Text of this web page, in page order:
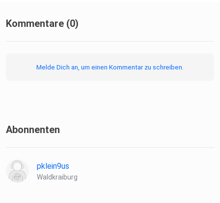
Kommentare (0)
Melde Dich an, um einen Kommentar zu schreiben.
Abonnenten
pklein9us
Waldkraiburg